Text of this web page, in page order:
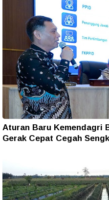
Aturan Baru Kemendagri
Gerak Cepat Cegah